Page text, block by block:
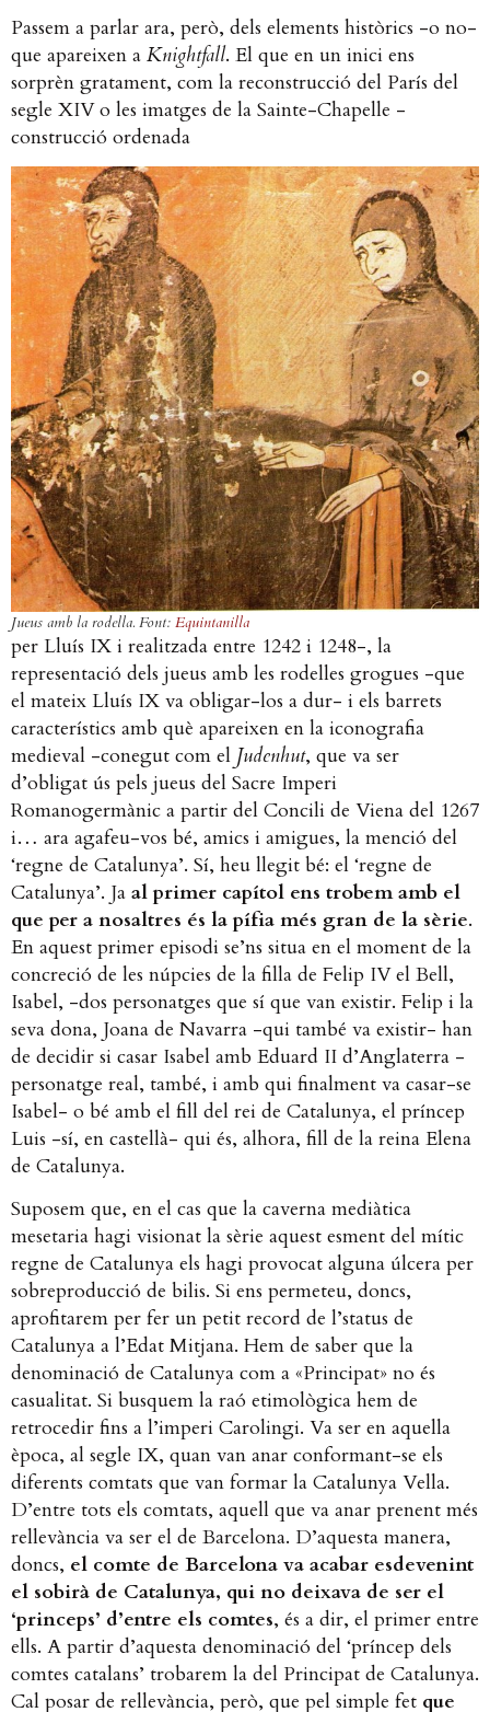
Passem a parlar ara, però, dels elements històrics -o no-
que apareixen a Knightfall. El que en un inici ens
sorprèn gratament, com la reconstrucció del París del
segle XIV o les imatges de la Sainte-Chapelle -
construcció ordenada
Jueus amb la rodella. Font: Equintanilla
per Lluís IX i realitzada entre 1242 i 1248-, la
representació dels jueus amb les rodelles grogues -que
el mateix Lluís IX va obligar-los a dur- i els barrets
característics amb què apareixen en la iconografia
medieval -conegut com el Judenhut, que va ser
d’obligat ús pels jueus del Sacre Imperi
Romanogermànic a partir del Concili de Viena del 1267
i… ara agafeu-vos bé, amics i amigues, la menció del
‘regne de Catalunya’. Sí, heu llegit bé: el ‘regne de
Catalunya’. Ja al primer capítol ens trobem amb el
que per a nosaltres és la pífia més gran de la sèrie.
En aquest primer episodi se’ns situa en el moment de la
concreció de les núpcies de la filla de Felip IV el Bell,
Isabel, -dos personatges que sí que van existir. Felip i la
seva dona, Joana de Navarra -qui també va existir- han
de decidir si casar Isabel amb Eduard II d’Anglaterra -
personatge real, també, i amb qui finalment va casar-se
Isabel- o bé amb el fill del rei de Catalunya, el príncep
Luis -sí, en castellà- qui és, alhora, fill de la reina Elena
de Catalunya.
Suposem que, en el cas que la caverna mediàtica
mesetaria hagi visionat la sèrie aquest esment del mític
regne de Catalunya els hagi provocat alguna úlcera per
sobreproducció de bilis. Si ens permeteu, doncs,
aprofitarem per fer un petit record de l’status de
Catalunya a l’Edat Mitjana. Hem de saber que la
denominació de Catalunya com a «Principat» no és
casualitat. Si busquem la raó etimològica hem de
retrocedir fins a l’imperi Carolingi. Va ser en aquella
època, al segle IX, quan van anar conformant-se els
diferents comtats que van formar la Catalunya Vella.
D’entre tots els comtats, aquell que va anar prenent més
rellevància va ser el de Barcelona. D’aquesta manera,
doncs, el comte de Barcelona va acabar esdevenint
el sobirà de Catalunya, qui no deixava de ser el
‘princeps’ d’entre els comtes, és a dir, el primer entre
ells. A partir d’aquesta denominació del ‘príncep dels
comtes catalans’ trobarem la del Principat de Catalunya.
Cal posar de rellevància, però, que pel simple fet que